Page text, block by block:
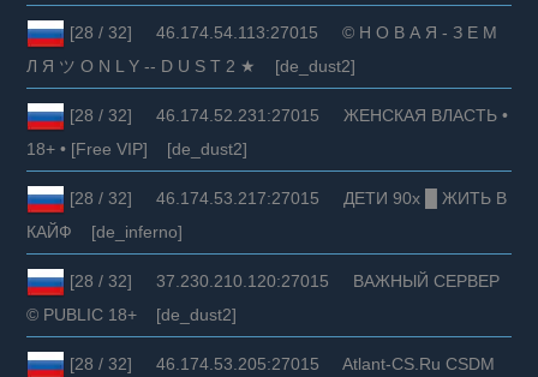
[28 / 32] 46.174.54.113:27015 © Н О В А Я - З Е М
Л Я ツ O N L Y -- D U S T 2 ★ [de_dust2]
[28 / 32] 46.174.52.231:27015 ЖЕНСКАЯ ВЛАСТЬ •
18+ • [Free VIP] [de_dust2]
[28 / 32] 46.174.53.217:27015 ДЕТИ 90х █ ЖИТЬ В
КАЙФ [de_inferno]
[28 / 32] 37.230.210.120:27015 ВАЖНЫЙ СЕРВЕР
© PUBLIC 18+ [de_dust2]
[28 / 32] 46.174.53.205:27015 Atlant-CS.Ru CSDM